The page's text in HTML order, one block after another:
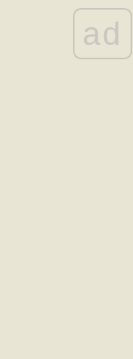
::: งามเเต๊เเม่ปิง :::
::: need a ride ? :::
::: จริยธรรม (ethics)
ad